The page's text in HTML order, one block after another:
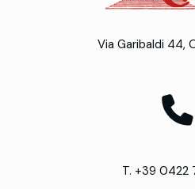
Via Garibaldi 44,
T. +39 0422